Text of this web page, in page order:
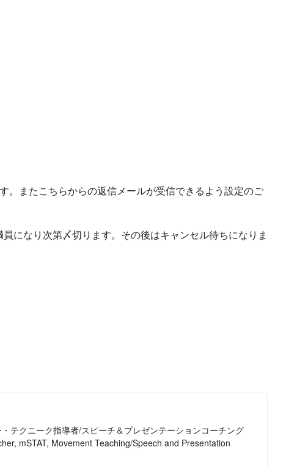
。またこちらからの返信メールが受信できるよう設定のご
になり次第〆切ります。その後はキャンセル待ちになりま
テクニーク指導者/スピーチ＆プレゼンテーションコーチング
mSTAT, Movement Teaching/Speech and Presentation